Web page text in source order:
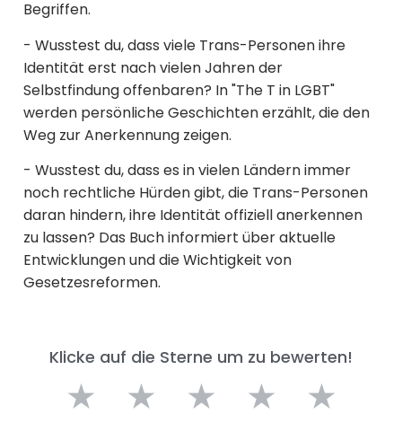
Begriffen.
- Wusstest du, dass viele Trans-Personen ihre
Identität erst nach vielen Jahren der
Selbstfindung offenbaren? In "The T in LGBT"
werden persönliche Geschichten erzählt, die den
Weg zur Anerkennung zeigen.
- Wusstest du, dass es in vielen Ländern immer
noch rechtliche Hürden gibt, die Trans-Personen
daran hindern, ihre Identität offiziell anerkennen
zu lassen? Das Buch informiert über aktuelle
Entwicklungen und die Wichtigkeit von
Gesetzesreformen.
Klicke auf die Sterne um zu bewerten!
★ ★ ★ ★ ★